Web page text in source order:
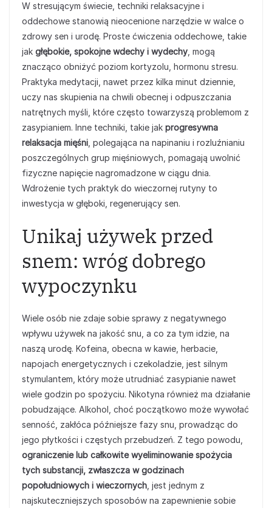
W stresującym świecie, techniki relaksacyjne i
oddechowe stanowią nieocenione narzędzie w walce o
zdrowy sen i urodę. Proste ćwiczenia oddechowe, takie
jak głębokie, spokojne wdechy i wydechy , mogą
znacząco obniżyć poziom kortyzolu, hormonu stresu.
Praktyka medytacji, nawet przez kilka minut dziennie,
uczy nas skupienia na chwili obecnej i odpuszczania
natrętnych myśli, które często towarzyszą problemom z
zasypianiem. Inne techniki, takie jak progresywna
relaksacja mięśni , polegająca na napinaniu i rozluźnianiu
poszczególnych grup mięśniowych, pomagają uwolnić
fizyczne napięcie nagromadzone w ciągu dnia.
Wdrożenie tych praktyk do wieczornej rutyny to
inwestycja w głęboki, regenerujący sen.
Unikaj używek przed
snem: wróg dobrego
wypoczynku
Wiele osób nie zdaje sobie sprawy z negatywnego
wpływu używek na jakość snu, a co za tym idzie, na
naszą urodę. Kofeina, obecna w kawie, herbacie,
napojach energetycznych i czekoladzie, jest silnym
stymulantem, który może utrudniać zasypianie nawet
wiele godzin po spożyciu. Nikotyna również ma działanie
pobudzające. Alkohol, choć początkowo może wywołać
senność, zakłóca późniejsze fazy snu, prowadząc do
jego płytkości i częstych przebudzeń. Z tego powodu,
ograniczenie lub całkowite wyeliminowanie spożycia
tych substancji, zwłaszcza w godzinach
popołudniowych i wieczornych , jest jednym z
najskuteczniejszych sposobów na zapewnienie sobie